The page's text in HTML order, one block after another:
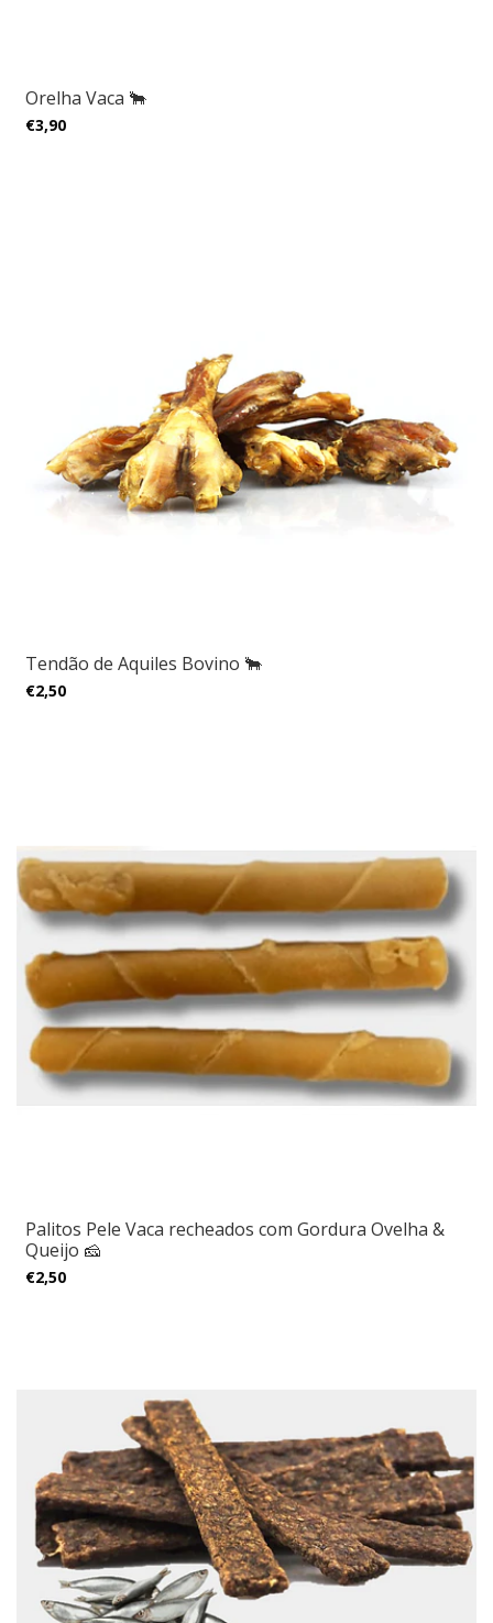
Orelha Vaca 🐂
€3,90
Tendão de Aquiles Bovino 🐂
€2,50
Palitos Pele Vaca recheados com Gordura Ovelha &
Queijo 🧀
€2,50